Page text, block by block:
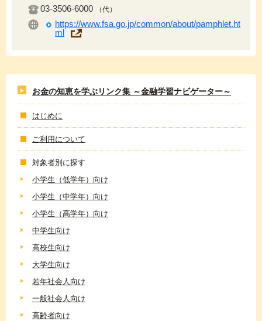
03-3506-6000
（代）
https://www.fsa.go.jp/common/about/pamphlet.ht
ml
お金の知恵を学ぶリンク集 ～金融学習ナビゲーター～
はじめに
ご利用について
対象者別に探す
小学生（低学年）向け
小学生（中学年）向け
小学生（高学年）向け
中学生向け
高校生向け
大学生向け
若年社会人向け
一般社会人向け
高齢者向け